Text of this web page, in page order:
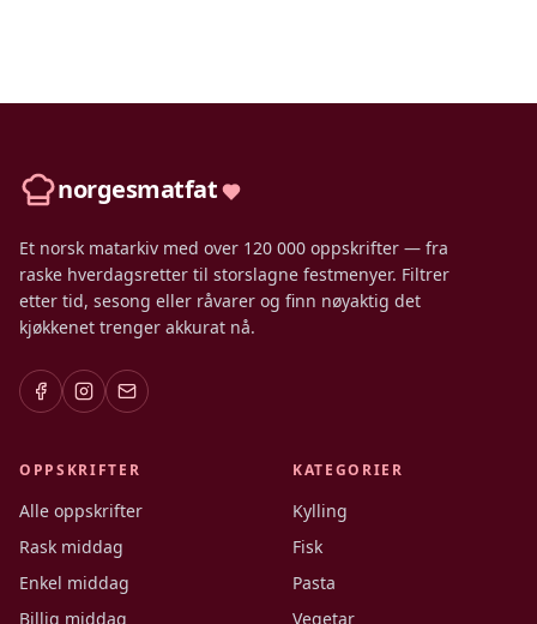
norgesmatfat
Et norsk matarkiv med over 120 000 oppskrifter — fra
raske hverdagsretter til storslagne festmenyer. Filtrer
etter tid, sesong eller råvarer og finn nøyaktig det
kjøkkenet trenger akkurat nå.
OPPSKRIFTER
Alle oppskrifter
Rask middag
Enkel middag
Billig middag
KATEGORIER
Kylling
Fisk
Pasta
Vegetar